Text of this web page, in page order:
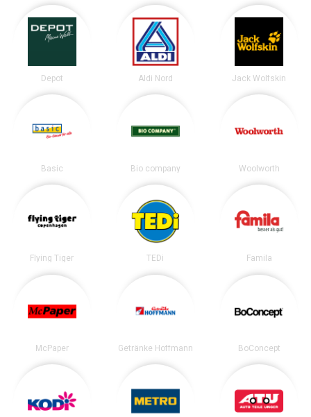
Depot Aldi Nord Jack Wolfskin
Basic Bio company Woolworth
Flying Tiger TEDi Famila
McPaper Getränke Hoffmann BoConcept